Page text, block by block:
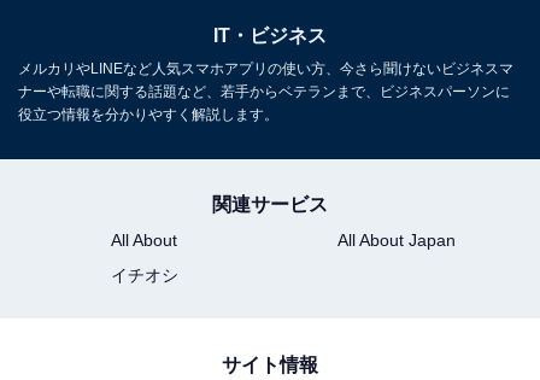
設定アプリにて「バッテリー」→「バッテリーの状態と
充電」と進むと、現在の最大容量を確認できます。
IT・ビジネス
メルカリやLINEなど人気スマホアプリの使い方、今さら聞けないビジネスマ
ナーや転職に関する話題など、若手からベテランまで、ビジネスパーソンに
役立つ情報を分かりやすく解説します。
関連サービス
All About
All About Japan
イチオシ
サイト情報